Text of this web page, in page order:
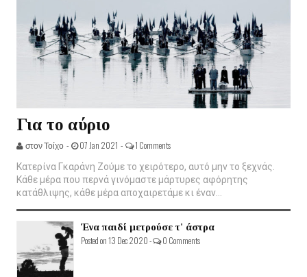
Για το αύριο
στον Τοίχο - 07 Jan 2021 - 1 Comments
Κατερίνα Γκαράνη Ζούμε το χειρότερο, αυτό μην το ξεχνάς.
Κάθε μέρα που περνά γινόμαστε μάρτυρες αφόρητης
κατάθλιψης, κάθε μέρα αποχαιρετάμε κι έναν...
Ένα παιδί μετρούσε τ' άστρα
Posted on 13 Dec 2020 - 0 Comments